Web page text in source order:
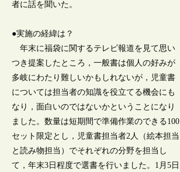
者に話を聞いた。
●実施の経緯は？
年末に福袋に関するテレビ報道を見て思い
つき提案したところ，一般書は個人の好みが
多岐にわたり難しいかもしれないが，児童書
については担当者の知識を役立てる機会にも
なり，面白いのではないかということになり
ました。数量は短期間で準備作業のできる100
セット限定とし，児童書担当者2人（絵本担当
と読み物担当）でそれぞれの分野を担当し
て，年末3日程度で選書を行いました。1月5日